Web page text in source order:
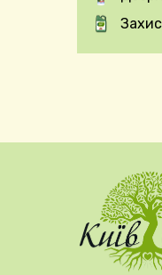
Expand
Expand